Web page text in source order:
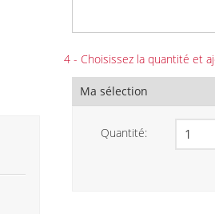
4 - Choisissez la quantité et
Ma sélection
Quantité: